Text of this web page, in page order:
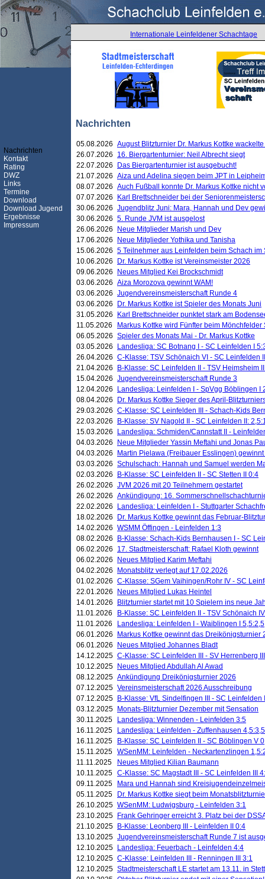
Internationale Leinfeldener Schachtage
Nachrichten
Nachrichten
Kontakt
Rating
DWZ
Links
Termine
Download
Download Jugend
Ergebnisse
Impressum
05.08.2026 August Blitzturnier Dr. Markus Kottke
26.07.2026
16. Biergartenturnier: Neil Albrecht siegt
22.07.2026
Das Biergartenturnier ist ausgebucht!
21.07.2026 Aiza und Adelina siegen beim JPT in
08.07.2026 Auch Fußball konnte Dr. Markus Kottke nicht
07.07.2026
Karl Brettschneider bei der
30.06.2026 Jugendblitz Juni: Mara, Hannah und Dev
30.06.2026 5. Runde JVM ist ausgelost
26.06.2026
Neue Mitglieder Marish und Dev
17.06.2026
Neue Mitglieder Yothika und Tanisha
15.06.2026 5 Teilnehmer aus Leinfelden beim Schach
10.06.2026
Dr. Markus Kottke ist Vereinsmeister 2026
09.06.2026
Neues Mitglied Kei Brockschmidt
03.06.2026 Aiza Morozova gewinnt WAM!
03.06.2026 Jugendvereinsmeisterschaft Runde 4
03.06.2026
Dr. Markus Kottke ist Spieler des Monats Juni
31.05.2026
Karl Brettschneider punktet stark am
11.05.2026
Markus Kottke wird Fünfter beim
06.05.2026 Spieler des Monats Mai - Dr. Markus Kottke
03.05.2026
Landesliga: SC Botnang I - SC Leinfelden I
26.04.2026 C-Klasse: TSV Schönaich VI - SC Leinfelden
21.04.2026
B-Klasse: SC Leinfelden II - TSV Heimsheim
15.04.2026 Jugendvereinsmeisterschaft Runde 3
12.04.2026
Landesliga: Leinfelden I - SpVgg Böblingen I
08.04.2026
Dr. Markus Kottke Sieger des April-
29.03.2026 C-Klasse: SC Leinfelden III - Schach-Kids
22.03.2026
B-Klasse: SV Nagold II - SC Leinfelden II:
15.03.2026
Landesliga: Schmiden/Cannstatt II -
04.03.2026
Neue Mitglieder Yassin Meftahi und Jonas
04.03.2026
Martin Pielawa (Freibauer Esslingen)
03.03.2026 Schulschach: Hannah und Samuel werden
02.03.2026
B-Klasse: SC Leinfelden II - SC Stetten II 0:4
26.02.2026 JVM 2026 mit 20 Teilnehmern gestartet
26.02.2026 Ankündigung: 16.
22.02.2026
Landesliga: Leinfelden I - Stuttgarter
18.02.2026
Dr. Markus Kottke gewinnt das Februar-
14.02.2026 WSMM Öffingen - Leinfelden 1:3
08.02.2026
B-Klasse: Schach-Kids Bernhausen I - SC
06.02.2026
17. Stadtmeisterschaft: Rafael Kloth gewinnt
06.02.2026
Neues Mitglied Karim Meftahi
04.02.2026
Monatsblitz verlegt auf 17.02.2026
01.02.2026 C-Klasse: SGem Vaihingen/Rohr IV - SC
22.01.2026
Neues Mitglied Lukas Heintel
14.01.2026
Blitzturnier startet mit 10 Spielern ins neue
11.01.2026
B-Klasse: SC Leinfelden II - TSV Schönaich
11.01.2026
Landesliga: Leinfelden I - Waiblingen I 5,5:2,5
06.01.2026
Markus Kottke gewinnt das Dreikönigsturnier
06.01.2026
Neues Mitglied Johannes Bladt
14.12.2025 C-Klasse: SC Leinfelden III - SV Herrenberg
10.12.2025
Neues Mitglied Abdullah Al Awad
08.12.2025 Ankündigung Dreikönigsturnier 2026
07.12.2025 Vereinsmeisterschaft 2026 Ausschreibung
07.12.2025
B-Klasse: VfL Sindelfingen III - SC Leinfelden
03.12.2025
Monats-Blitzturnier Dezember mit Sensation
30.11.2025
Landesliga: Winnenden - Leinfelden 3:5
16.11.2025
Landesliga: Leinfelden - Zuffenhausen 4,5:3,5
16.11.2025
B-Klasse: SC Leinfelden II - SC Böblingen V
15.11.2025 WSenMM: Leinfelden - Neckartenzlingen
11.11.2025
Neues Mitglied Kilian Baumann
10.11.2025 C-Klasse: SC Magstadt III - SC Leinfelden III
09.11.2025
Mara und Hannah sind
05.11.2025
Dr. Markus Kottke siegt beim
26.10.2025 WSenMM: Ludwigsburg - Leinfelden 3:1
23.10.2025
Frank Gehringer erreicht 3. Platz bei der
21.10.2025
B-Klasse: Leonberg III - Leinfelden II 0:4
13.10.2025 Jugendvereinsmeisterschaft Runde 7 ist
12.10.2025
Landesliga: Feuerbach - Leinfelden 4:4
12.10.2025 C-Klasse: Leinfelden III - Renningen III 3:1
12.10.2025 Stadtmeisterschaft LE startet am 13.11. in